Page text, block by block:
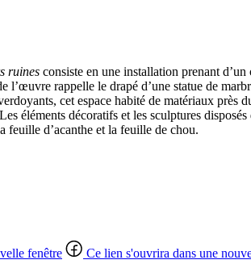
ruines consiste en une installation prenant
l’œuvre rappelle le drapé d’une statue de
cet espace habité de matériaux
éléments décoratifs et les sculptures
feuille d’acanthe et la feuille de chou.
fenêtre Ce lien s'ouvrira dans une